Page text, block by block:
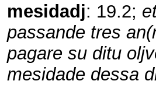
mesidadj: 19.2;
passande tres
pagare su ditu
mesidade dessa